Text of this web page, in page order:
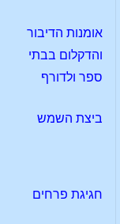
אומנות הדיבור
והדקלום בבתי
ספר ולדורף
ביצת השמש
חגיגת פרחים